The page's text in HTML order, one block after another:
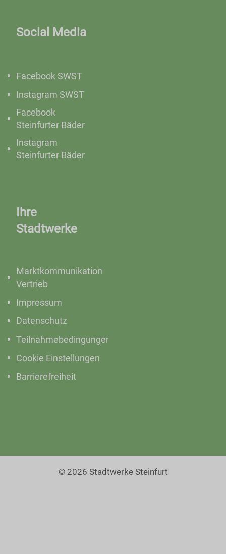
Social Media
Facebook SWST
Instagram SWST
Facebook
Steinfurter Bäder
Instagram
Steinfurter Bäder
Ihre
Stadtwerke
Marktkommunikation
Vertrieb
Impressum
Datenschutz
Teilnahmebedingungen
Cookie Einstellungen
Barrierefreiheit
© 2026 Stadtwerke Steinfurt